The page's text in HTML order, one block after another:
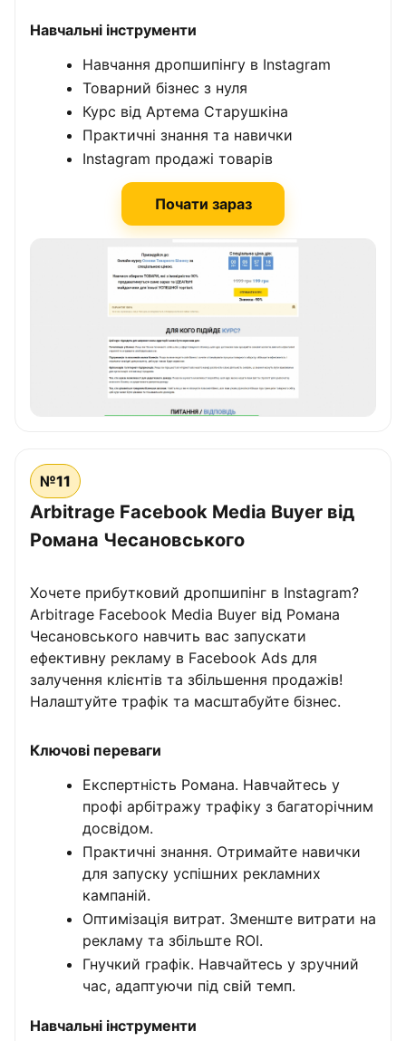
Навчальні інструменти
Навчання дропшипінгу в Instagram
Товарний бізнес з нуля
Курс від Артема Старушкіна
Практичні знання та навички
Instagram продажі товарів
Почати зараз
№11
Arbitrage Facebook Media Buyer від
Романа Чесановського
Хочете прибутковий дропшипінг в Instagram?
Arbitrage Facebook Media Buyer від Романа
Чесановського навчить вас запускати
ефективну рекламу в Facebook Ads для
залучення клієнтів та збільшення продажів!
Налаштуйте трафік та масштабуйте бізнес.
Ключові переваги
Експертність Романа. Навчайтесь у
профі арбітражу трафіку з багаторічним
досвідом.
Практичні знання. Отримайте навички
для запуску успішних рекламних
кампаній.
Оптимізація витрат. Зменште витрати на
рекламу та збільште ROI.
Гнучкий графік. Навчайтесь у зручний
час, адаптуючи під свій темп.
Навчальні інструменти